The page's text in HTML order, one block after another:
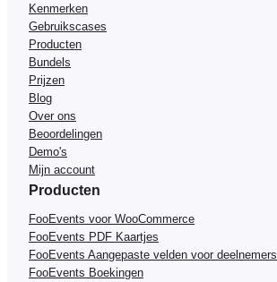
Kenmerken
Gebruikscases
Producten
Bundels
Prijzen
Blog
Over ons
Beoordelingen
Demo's
Mijn account
Producten
FooEvents voor WooCommerce
FooEvents PDF Kaartjes
FooEvents Aangepaste velden voor deelnemers
FooEvents Boekingen